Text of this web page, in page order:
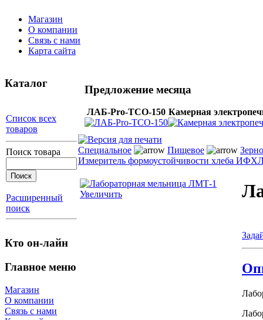
Магазин
О компании
Связь с нами
Карта сайта
Каталог
Список всех
товаров
Поиск товара
Расширенный
поиск
Кто он-лайн
Главное меню
Магазин
О компании
Связь с нами
Предложение месяца
ЛАБ-Pro-ТСО-150 Камерная
Специальное Пищевое
Измеритель формоустойчивости хлеба ИФХ
Увеличить